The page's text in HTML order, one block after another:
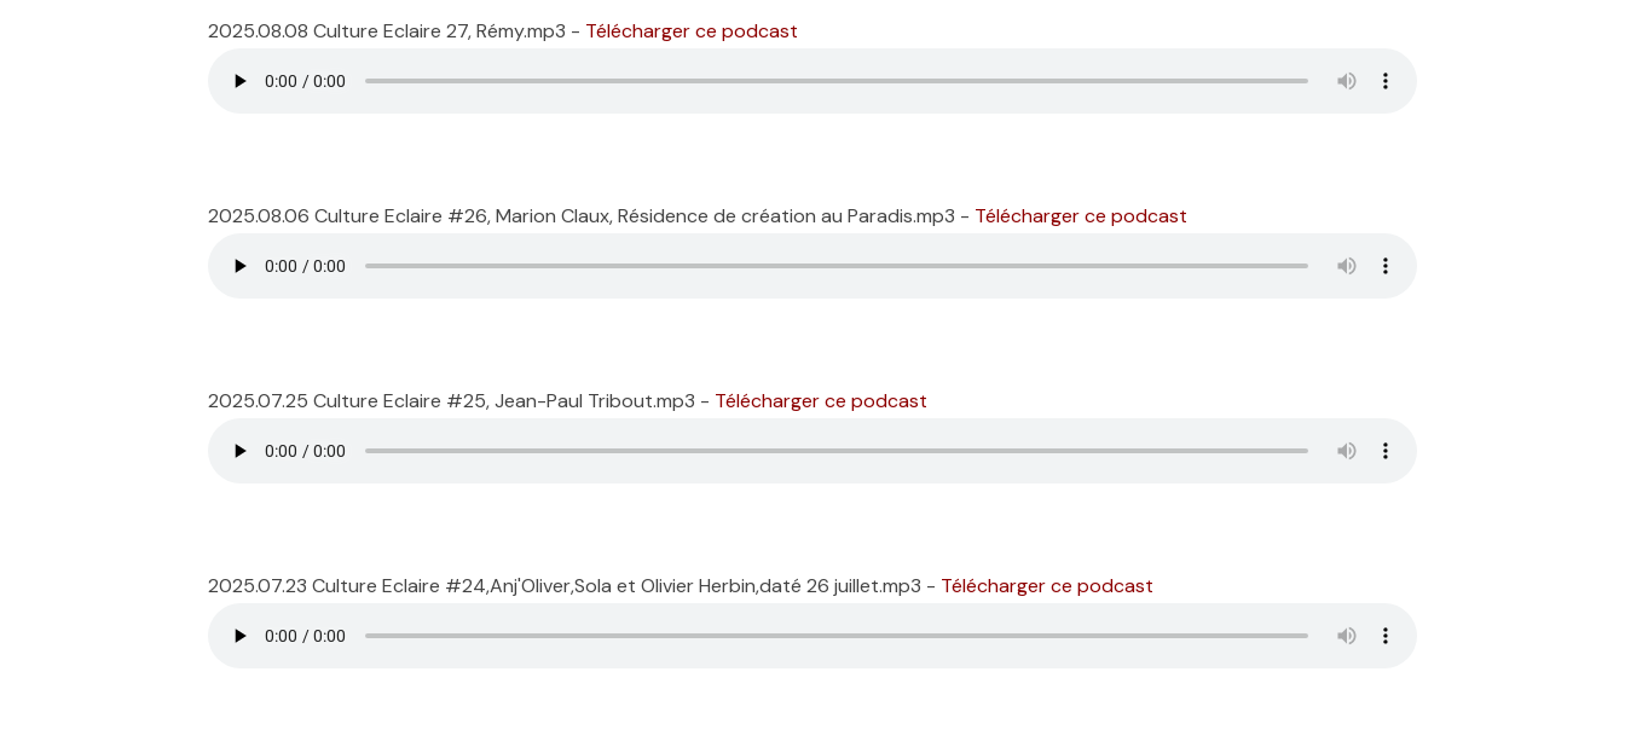
2025.08.08 Culture Eclaire 27, Rémy.mp3 - Télécharger ce podcast
2025.08.06 Culture Eclaire #26, Marion Claux, Résidence de création au Paradis.mp3 - Télécharger ce podcast
2025.07.25 Culture Eclaire #25, Jean-Paul Tribout.mp3 - Télécharger ce podcast
2025.07.23 Culture Eclaire #24,Anj'Oliver,Sola et Olivier Herbin,daté 26 juillet.mp3 - Télécharger ce podcast